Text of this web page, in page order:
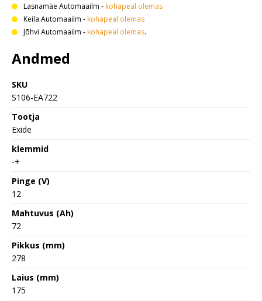
Lasnamäe Automaailm - kohapeal olemas
Keila Automaailm - kohapeal olemas
Jõhvi Automaailm - kohapeal olemas.
Andmed
SKU
S106-EA722
Tootja
Exide
klemmid
-+
Pinge (V)
12
Mahtuvus (Ah)
72
Pikkus (mm)
278
Laius (mm)
175